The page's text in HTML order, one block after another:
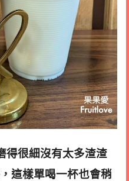
得很細沒有太多渣渣
這樣單喝一杯也會稍